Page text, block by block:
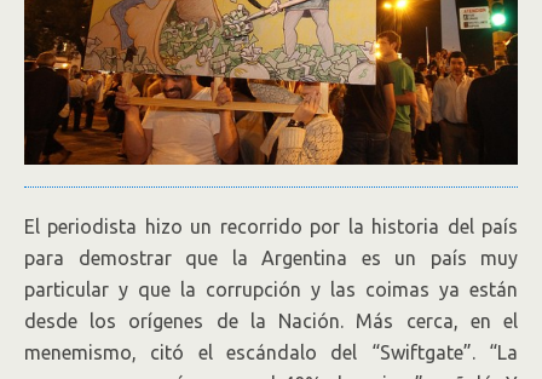
El periodista hizo un recorrido por la historia del país
para demostrar que la Argentina es un país muy
particular y que la corrupción y las coimas ya están
desde los orígenes de la Nación. Más cerca, en el
menemismo, citó el escándalo del “Swiftgate”. “La